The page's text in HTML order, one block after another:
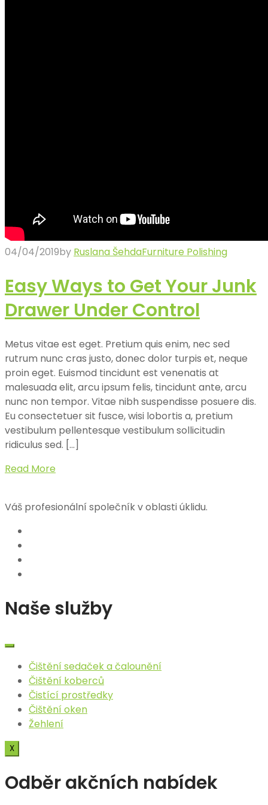
04/04/2019by Ruslana ŠehdaFurniture Polishing
Easy Ways to Get Your Junk
Drawer Under Control
Metus vitae est eget. Pretium quis enim, nec sed
rutrum nunc cras justo, donec dolor turpis et, neque
proin eget. Euismod tincidunt est venenatis at
malesuada elit, arcu ipsum felis, tincidunt ante, arcu
nunc non tempor. Vitae nibh suspendisse posuere dis.
Eu consectetuer sit fusce, wisi lobortis a, pretium
vestibulum pellentesque vestibulum sollicitudin
ridiculus sed. […]
Read More
Váš profesionální společník v oblasti úklidu.
Naše služby
Čištění sedaček a čalounění​
Čištění koberců
Čistící prostředky
Čištění oken
Žehlení
X
Odběr akčních nabídek